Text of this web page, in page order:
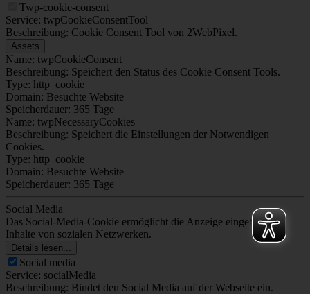
Twp-cookie-consent
Service: twpCookieConsentTool
Beschreibung: Cookie Consent Tool von 2WebPixel.
Assets
Name: twpCookieConsent
Beschreibung: Speichert den Status des Cookie Consent Tools.
Type: http_cookie
Domain: Besuchte Website
Speicherdauer: 365 Tage
Name: twpNecessaryCookies
Beschreibung: Speichert die Einstellungen der Notwendigen
Cookies.
Type: http_cookie
Domain: Besuchte Website
Speicherdauer: 365 Tage
Social Media
Das Social-Media-Cookie ermöglicht die Anzeige eingebetteter
Inhalte von sozialen Netzwerken.
Details lesen...
Social media
Service: socialMedia
Beschreibung: Bindet den Social Media auf der Webseite ein.